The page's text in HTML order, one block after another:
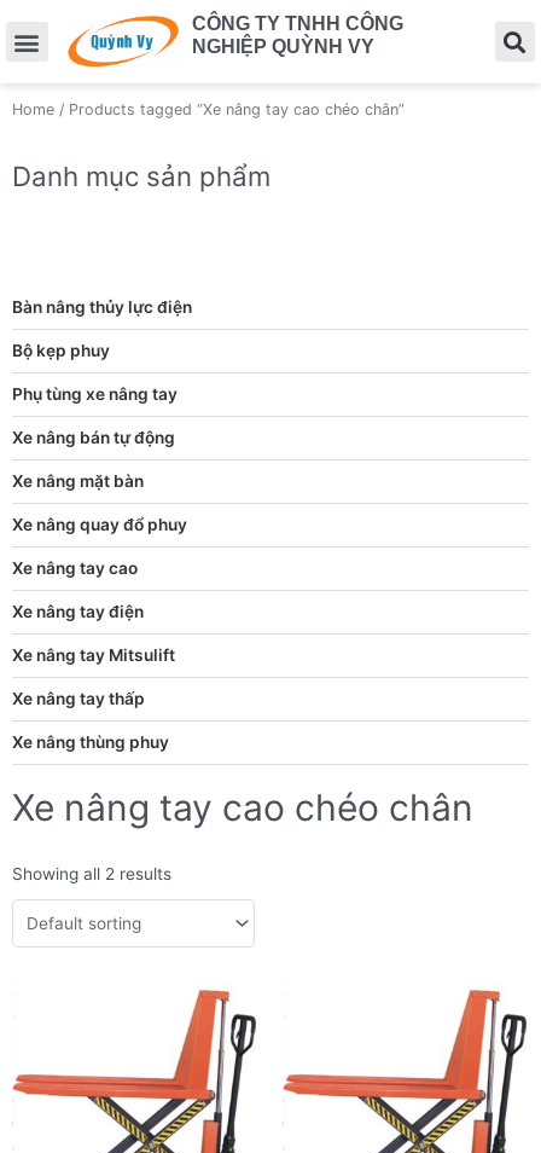
CÔNG TY TNHH CÔNG
NGHIỆP QUỲNH VY
Home / Products tagged “Xe nâng tay cao chéo chân”
Danh mục sản phẩm
Bàn nâng thủy lực điện
Bộ kẹp phuy
Phụ tùng xe nâng tay
Xe nâng bán tự động
Xe nâng mặt bàn
Xe nâng quay đổ phuy
Xe nâng tay cao
Xe nâng tay điện
Xe nâng tay Mitsulift
Xe nâng tay thấp
Xe nâng thùng phuy
Xe nâng tay cao chéo chân
Showing all 2 results